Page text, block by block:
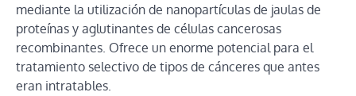
mediante la utilización de nanopartículas de jaulas de
proteínas y aglutinantes de células cancerosas
recombinantes. Ofrece un enorme potencial para el
tratamiento selectivo de tipos de cánceres que antes
eran intratables.